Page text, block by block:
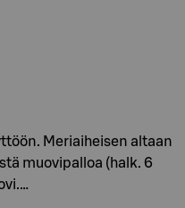
Meriaiheisen altaan
muovipalloa (halk. 6